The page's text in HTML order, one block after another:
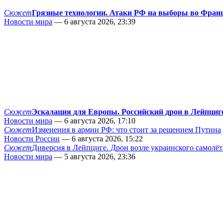
СюжетГрязные технологии. Атаки РФ на выборы во
Новости мира — 6 августа 2026, 23:39
СюжетЭскалация для Европы. Российский дрон в
Новости мира — 6 августа 2026, 17:10
СюжетИзменения в армии РФ: что стоит за решением Путина
Новости России — 6 августа 2026, 15:22
СюжетДиверсия в Лейпциге. Дрон возле украинского
Новости мира — 5 августа 2026, 23:36